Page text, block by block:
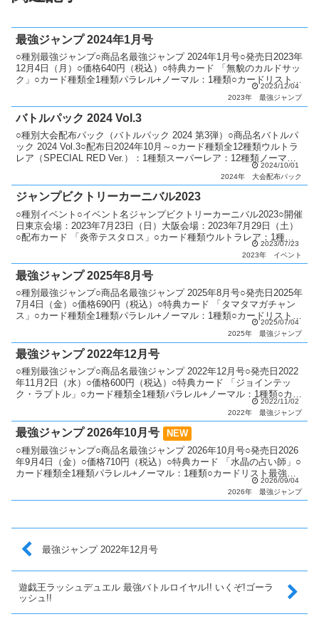
最強ジャンプ 2024年1月号
○種別最強ジャンプ○商品名最強ジャンプ 2024年1月号○発売日2023年
12月4日（月）○価格640円（税込）○特典カード 「無貌のカルドサッ
ク」○カード種類全1種類パラレル+ノーマル：1種類○カードリスト最
2023/12/04
2023年
最強ジャンプ
バトルパック 2024 Vol.3
○種別大会配布パック（バトルパック 2024 第3弾）○商品名バトルパ
ック 2024 Vol.3○配布日2024年10月～○カード種類全12種類ウルトラ
レア（SPECIAL RED Ver.）：1種類スーパーレア：12種類ノーマ
2024/10/01
2024年
大会配布パック
ジャンプビクトリーカーニバル2023
○種別イベント○イベント名ジャンプビクトリーカーニバル2023○開催
日東京会場：2023年7月23日（日）大阪会場：2023年7月29日（土）
○配布カード 「炎帝テスタロス」○カード種類ウルトラレア：1種類○
2023/07/23
2023年
イベント
最強ジャンプ 2025年8月号
○種別最強ジャンプ○商品名最強ジャンプ 2025年8月号○発売日2025年
7月4日（金）○価格690円（税込）○特典カード 「タマタマガチャン
ス」○カード種類全1種類パラレル+ノーマル：1種類○カードリスト最
2025/07/04
2025年
最強ジャンプ
最強ジャンプ 2022年12月号
○種別最強ジャンプ○商品名最強ジャンプ 2022年12月号○発売日2022
年11月2日（水）○価格600円（税込）○特典カード 「ジョインテッ
ク・ラプトル」○カード種類全1種類パラレル+ノーマル：1種類○カー
2022/11/02
2022年
最強ジャンプ
最強ジャンプ 2026年10月号
NEW
○種別最強ジャンプ○商品名最強ジャンプ 2026年10月号○発売日2026
年9月4日（金）○価格710円（税込）○特典カード 「水晶の占い師」○
カード種類全1種類パラレル+ノーマル：1種類○カードリスト最強ジ
2026/09/04
2026年
最強ジャンプ
最強ジャンプ 2022年12月号
遊戯王ラッシュデュエル 最強バトルロイヤル!! いくぞ!ゴーラ
ッシュ!!